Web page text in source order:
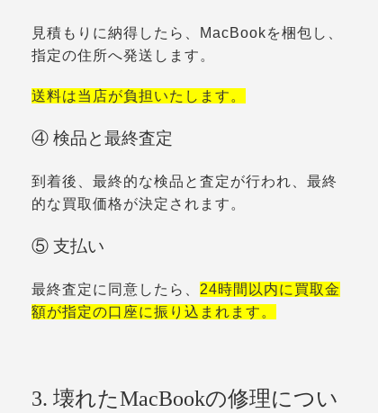
見積もりに納得したら、MacBookを梱包し、
指定の住所へ発送します。
送料は当店が負担いたします。
④ 検品と最終査定
到着後、最終的な検品と査定が行われ、最終
的な買取価格が決定されます。
⑤ 支払い
最終査定に同意したら、 24時間以内に買取金
額が指定の口座に振り込まれます。
3. 壊れたMacBookの修理につい